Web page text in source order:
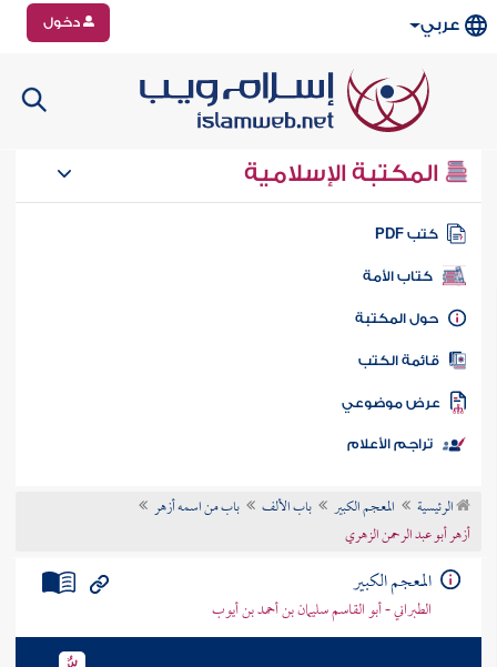
عربي دخول
المكتبة الإسلامية
كتب PDF
كتاب الأمة
المكتبة
الكتب
موضوعي
تراجم الأعلام
الرئيسية المعجم الكبير باب الألف
باب من اسمه أزهر
أزهر أبو عبد الرحمن الزهري
المعجم الكبير
الطبراني - أبو القاسم سليمان بن أحمد بن أيوب